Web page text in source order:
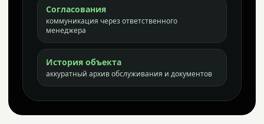
Согласования
коммуникация через ответственного
менеджера
История объекта
аккуратный архив обслуживания и документов